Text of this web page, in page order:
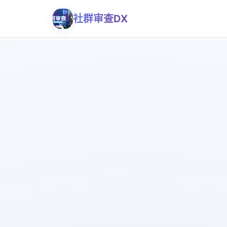
社群审查DX